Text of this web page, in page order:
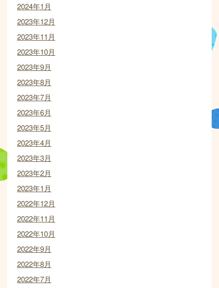
2024年1月
2023年12月
2023年11月
2023年10月
2023年9月
2023年8月
2023年7月
2023年6月
2023年5月
2023年4月
2023年3月
2023年2月
2023年1月
2022年12月
2022年11月
2022年10月
2022年9月
2022年8月
2022年7月